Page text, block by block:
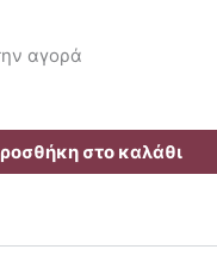
αγορά
στο καλάθι